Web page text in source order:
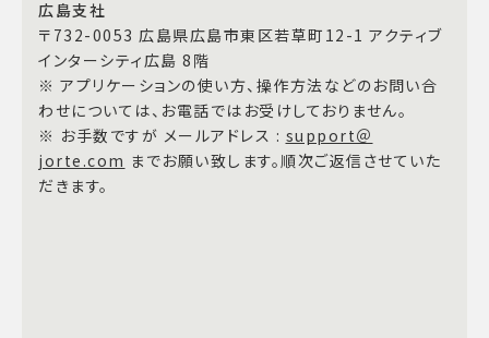
広島支社
〒732-0053 広島県広島市東区若草町12-1 アクティブ
インターシティ広島 8階
※ アプリケーションの使い方、操作方法などのお問い合
わせについては、お電話ではお受けしておりません。
※ お手数ですが メールアドレス : support＠
jorte.com までお願い致します。順次ご返信させていた
だきます。